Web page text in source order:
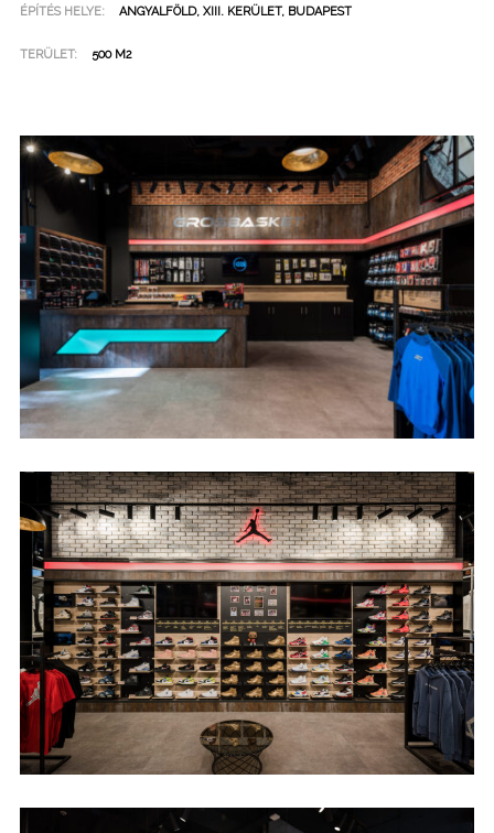
ÉPÍTÉS HELYE: ANGYALFÖLD, XIII. KERÜLET, BUDAPEST
TERÜLET: 500 M2